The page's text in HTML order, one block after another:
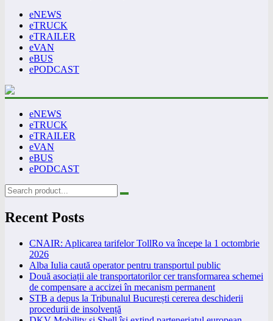
eNEWS
eTRUCK
eTRAILER
eVAN
eBUS
ePODCAST
eNEWS
eTRUCK
eTRAILER
eVAN
eBUS
ePODCAST
Recent Posts
CNAIR: Aplicarea tarifelor TollRo va începe la 1 octombrie
2026
Alba Iulia caută operator pentru transportul public
Două asociații ale transportatorilor cer transformarea schemei
de compensare a accizei în mecanism permanent
STB a depus la Tribunalul București cererea deschiderii
procedurii de insolvență